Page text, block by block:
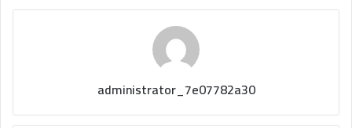
administrator_7e07782a30